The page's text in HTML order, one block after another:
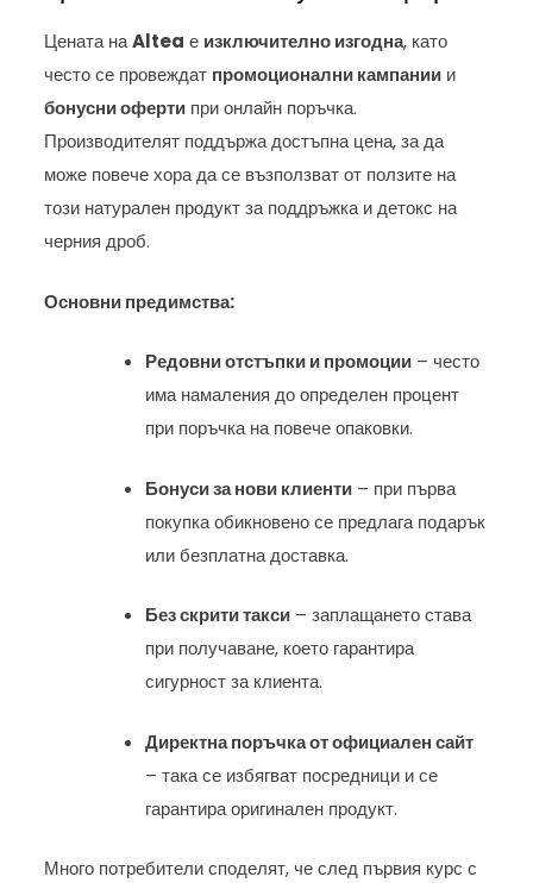
Цената наAltea е изключително изгодна, като
често се провеждат промоционални кампании и
бонусни оферти при онлайн поръчка.
Производителят поддържа достъпна цена, за да
може повече хора да се възползват от ползите на
този натурален продукт за поддръжка и детокс на
черния дроб.
Основни предимства:
Редовни отстъпки и промоции – често
има намаления до определен процент
при поръчка на повече опаковки.
Бонуси за нови клиенти – при първа
покупка обикновено се предлага подарък
или безплатна доставка.
Без скрити такси – заплащането става
при получаване, което гарантира
сигурност за клиента.
Директна поръчка от официален сайт
– така се избягват посредници и се
гарантира оригинален продукт.
Много потребители споделят, че след първия курс с